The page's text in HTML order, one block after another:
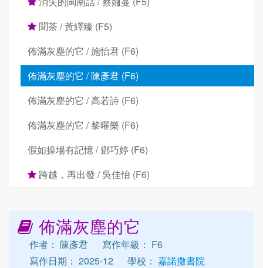
聞茶 / 黃繹臻 (F5)
佈滿灰塵的它 / 施怡君 (F6)
佈滿灰塵的它 / 陳彥君 (F6)
佈滿灰塵的它 / 高若詩 (F6)
佈滿灰塵的它 / 黎曜樂 (F6)
假如操場有記憶 / 鄧巧婷 (F6)
跨越，再出發 / 吳佳怡 (F6)
佈滿灰塵的它
作者： 陳彥君
寫作年級： F6
寫作日期： 2025-12
學校： 嘉諾撒書院